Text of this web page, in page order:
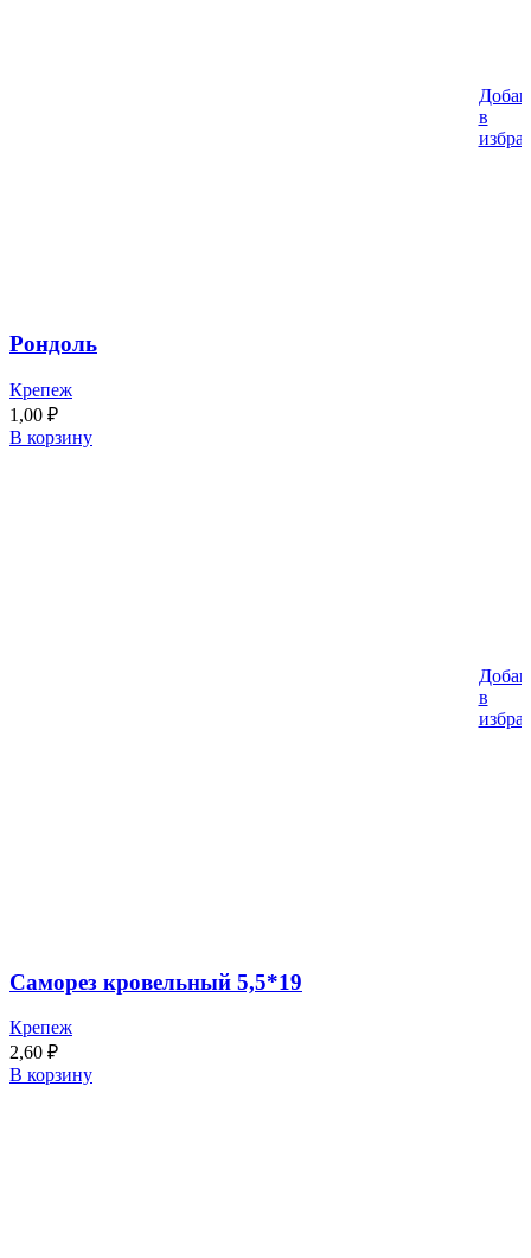
в
Рондоль
Крепеж
1,00 ₽
В корзину
в
Саморез кровельный 5,5*19
Крепеж
2,60 ₽
В корзину